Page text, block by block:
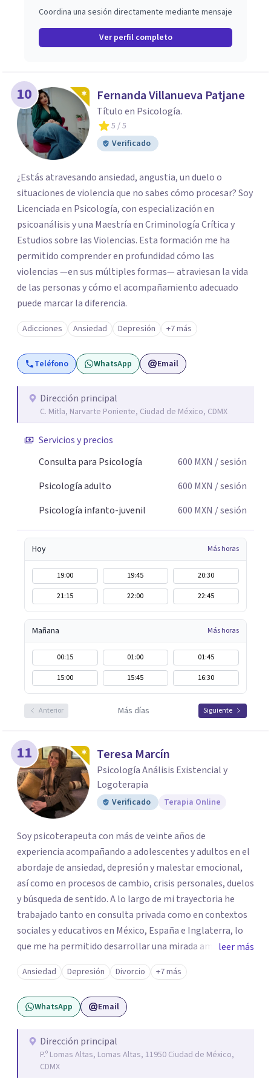
Coordina una sesión directamente mediante mensaje
Ver perfil completo
10 Fernanda Villanueva Patjane
Título en Psicología.
5 / 5
Verificado
¿Estás atravesando ansiedad, angustia, un duelo o
situaciones de violencia que no sabes cómo procesar? Soy
Licenciada en Psicología, con especialización en
psicoanálisis y una Maestría en Criminología Crítica y
Estudios sobre las Violencias. Esta formación me ha
permitido comprender en profundidad cómo las
violencias —en sus múltiples formas— atraviesan la vida
de las personas y cómo el acompañamiento adecuado
puede marcar la diferencia.
Adicciones Ansiedad Depresión +7 más
Teléfono WhatsApp Email
Dirección principal
C. Mitla, Narvarte Poniente, Ciudad de México, CDMX
Servicios y precios
Consulta para Psicología
600 MXN / sesión
Psicología adulto
600 MXN / sesión
Psicología infanto-juvenil
600 MXN / sesión
Hoy Más horas
19:00 19:45
20:30
21:15
22:00 22:45
Mañana Más horas
00:15 01:00
01:45
15:00
15:45 16:30
Anterior Más días Siguiente
11 Teresa Marcín
Psicología Análisis Existencial y
Logoterapia
Verificado Terapia Online
Soy psicoterapeuta con más de veinte años de
experiencia acompañando a adolescentes y adultos en el
abordaje de ansiedad, depresión y malestar emocional,
así como en procesos de cambio, crisis personales, duelos
y búsqueda de sentido. A lo largo de mi trayectoria he
trabajado tanto en consulta privada como en contextos
sociales y educativos en México, España e Inglaterra, lo
que me ha permitido desarrollar una mirada amplia,
sensible y profundamente humana del sufrimiento
psicológico. Trabajo desde un enfoque integral que
combina la Psicología Existencial, la Logoterapia, el
Análisis Conductual y la Terapia Dialéctico Conductual.
a personas que atraviesan ansiedad persistente, estados
depresivos, agotamiento emocional, pensamientos
negativos recurrentes o dificultades para regular sus
leer más
Ansiedad Depresión Divorcio +7 más
WhatsApp Email
Dirección principal
P.º Lomas Altas, Lomas Altas, 11950 Ciudad de México,
CDMX